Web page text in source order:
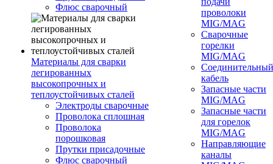
Флюс сварочный
Материалы для сварки
легированных
высокопрочных и
теплоустойчивых сталей
Электроды сварочные
Проволока сплошная
Проволока
порошковая
Прутки присадочные
Флюс сварочный
проволоки
MIG/MAG
Сварочные
горелки
MIG/MAG
Соединительный
кабель
Запасные части
MIG/MAG
Запасные части
для горелок
MIG/MAG
Направляющие
каналы